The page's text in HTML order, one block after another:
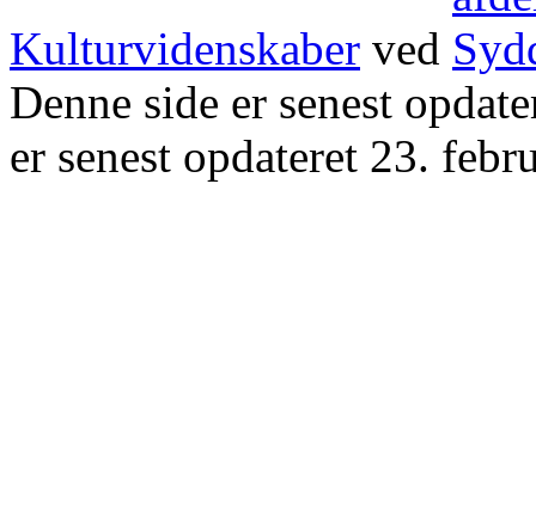
Kulturvidenskaber ved
Denne side er senest
er senest opdateret 23.